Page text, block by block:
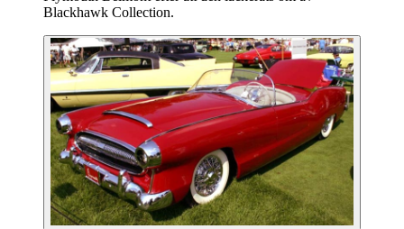
Blackhawk Collection.